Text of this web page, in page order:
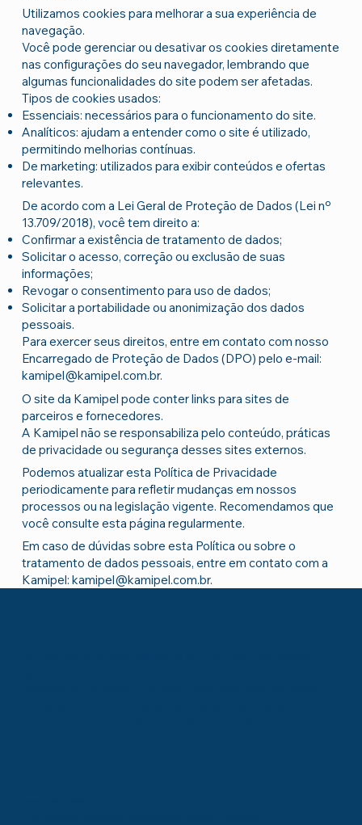
Utilizamos cookies para melhorar a sua experiência de
navegação.
Você pode gerenciar ou desativar os cookies diretamente
nas configurações do seu navegador, lembrando que
algumas funcionalidades do site podem ser afetadas.
Tipos de cookies usados:
Essenciais: necessários para o funcionamento do site.
Analíticos: ajudam a entender como o site é utilizado,
permitindo melhorias contínuas.
De marketing: utilizados para exibir conteúdos e ofertas
relevantes.
De acordo com a Lei Geral de Proteção de Dados (Lei nº
13.709/2018), você tem direito a:
Confirmar a existência de tratamento de dados;
Solicitar o acesso, correção ou exclusão de suas
informações;
Revogar o consentimento para uso de dados;
Solicitar a portabilidade ou anonimização dos dados
pessoais.
Para exercer seus direitos, entre em contato com nosso
Encarregado de Proteção de Dados (DPO) pelo e-mail:
kamipel@kamipel.com.br.
O site da Kamipel pode conter links para sites de
parceiros e fornecedores.
A Kamipel não se responsabiliza pelo conteúdo, práticas
de privacidade ou segurança desses sites externos.
Podemos atualizar esta Política de Privacidade
periodicamente para refletir mudanças em nossos
processos ou na legislação vigente. Recomendamos que
você consulte esta página regularmente.
Em caso de dúvidas sobre esta Política ou sobre o
tratamento de dados pessoais, entre em contato com a
Kamipel:kamipel@kamipel.com.br.